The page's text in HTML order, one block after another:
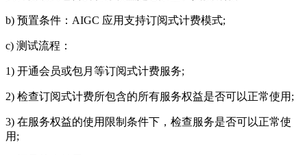
b) 预置条件：AIGC 应用支持订阅式计费模式;
c) 测试流程：
1) 开通会员或包月等订阅式计费服务;
2) 检查订阅式计费所包含的所有服务权益是否可以正常使用;
3) 在服务权益的使用限制条件下，检查服务是否可以正常使
用;